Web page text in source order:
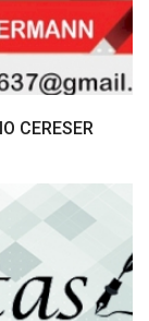
CERESER